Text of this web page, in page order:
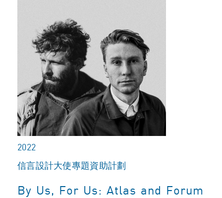
2022
信言設計大使專題資助計劃
By Us, For Us: Atlas and Forum